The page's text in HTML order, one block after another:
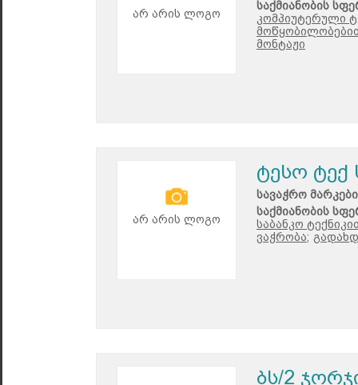
არ არის ლოგო
საქმიანობის
კომპიუტერული
მონტაჟი
არ არის ლოგო
ტესო ტექ
სავაჭრო
საქმიანობის
საბანკო
ვაჭრობა;
ბს/2